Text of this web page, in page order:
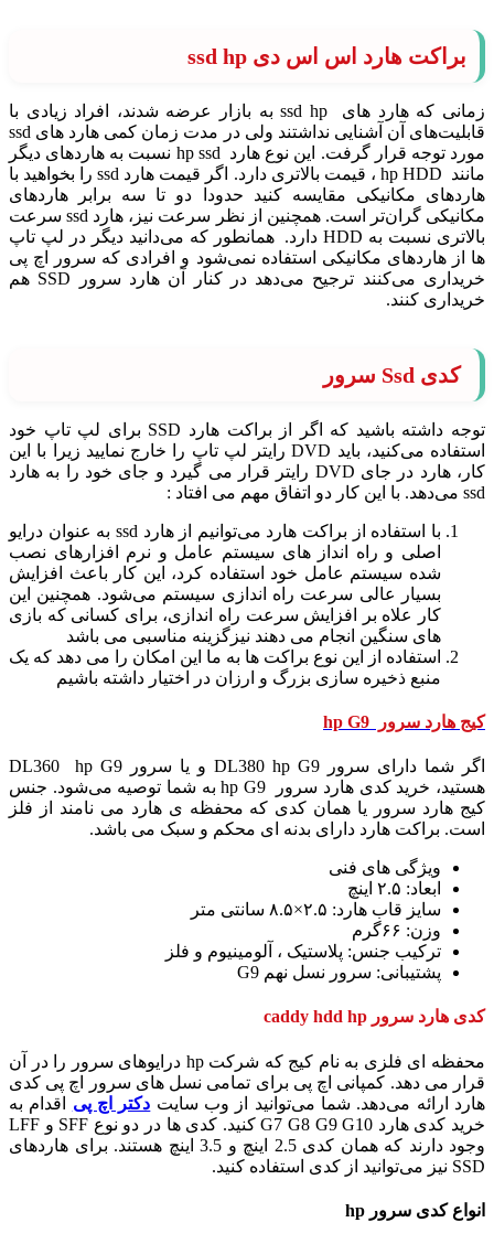
براکت هارد اس اس دی ssd hp
زمانی که هارد های ssd hp به بازار عرضه شدند، افراد زیادی با
قابلیت‌های آن آشنایی نداشتند ولی در مدت زمان کمی هارد های ssd
مورد توجه قرار گرفت. این نوع هارد hp ssd نسبت به هاردهای دیگر
مانند hp HDD ، قیمت بالاتری دارد. اگر قیمت هارد ssd را بخواهید با
هاردهای مکانیکی مقایسه کنید حدودا دو تا سه برابر هاردهای
مکانیکی گران‌تر است. همچنین از نظر سرعت نیز، هارد ssd سرعت
بالاتری نسبت به HDD دارد. همانطور که می‌دانید دیگر در لپ تاپ
ها از هاردهای مکانیکی استفاده نمی‌شود و افرادی که سرور اچ پی
خریداری می‌کنند ترجیح می‌دهد در کنار آن هارد سرور SSD هم
خریداری کنند.
کدی Ssd سرور
توجه داشته باشید که اگر از براکت هارد SSD برای لپ تاپ خود
استفاده می‌کنید، باید DVD رایتر لپ تاپ را خارج نمایید زیرا با این
کار، هارد در جای DVD رایتر قرار می گیرد و جای خود را به هارد
ssd می‌دهد. با این کار دو اتفاق مهم می افتاد :
با استفاده از براکت هارد می‌توانیم از هارد ssd به عنوان درایو
اصلی و راه انداز های سیستم عامل و نرم افزارهای نصب
شده سیستم عامل خود استفاده کرد، این کار باعث افزایش
بسیار عالی سرعت راه اندازی سیستم می‌شود. همچنین این
کار علاه بر افزایش سرعت راه اندازی، برای کسانی که بازی
های سنگین انجام می دهند نیزگزینه مناسبی می باشد
استفاده از این نوع براکت ها به ما این امکان را می دهد که یک
منبع ذخیره سازی بزرگ و ارزان در اختیار داشته باشیم
کیج هارد سرور hp G9
اگر شما دارای سرور DL380 hp G9 و یا سرور DL360 hp G9
هستید، خرید کدی هارد سرور hp G9 به شما توصیه می‌شود. جنس
کیج هارد سرور یا همان کدی که محفظه ی هارد می نامند از فلز
است. براکت هارد دارای بدنه ای محکم و سبک می باشد.
ویژگی های فنی
ابعاد: ۲.۵ اینچ
سایز قاب هارد: ۲.۵×۸.۵ سانتی متر
وزن: ۶۶گرم
ترکیب جنس: پلاستیک ، آلومینیوم و فلز
پشتیبانی: سرور نسل نهم G9
کدی هارد سرور caddy hdd hp
محفظه ای فلزی به نام کیج که شرکت hp درایوهای سرور را در آن
قرار می دهد. کمپانی اچ پی برای تمامی نسل های سرور اچ پی کدی
هارد ارائه می‌دهد. شما می‌توانید از وب سایت دکتر اچ پی اقدام به
خرید کدی هارد G7 G8 G9 G10 کنید. کدی ها در دو نوع SFF و LFF
وجود دارند که همان کدی 2.5 اینچ و 3.5 اینچ هستند. برای هاردهای
SSD نیز می‌توانید از کدی استفاده کنید.
انواع کدی سرور hp